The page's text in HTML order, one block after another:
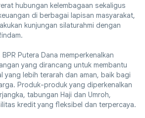
hubungan kelembagaan sekaligus
di berbagai lapisan masyarakat,
kunjungan silaturahmi dengan
Putera Dana memperkenalkan
yang dirancang untuk membantu
yang lebih terarah dan aman, baik bagi
Produk-produk yang diperkenalkan
tabungan Haji dan Umroh,
kredit yang fleksibel dan terpercaya.